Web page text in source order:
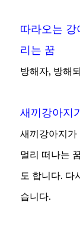
따라오는
리는 꿈
방해자, 방해
새끼강아지
새끼강아지가
멀리 떠나는
도 합니다. 다
습니다.